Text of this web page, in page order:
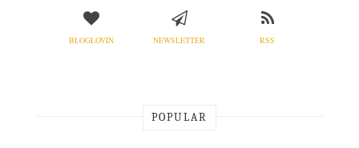
BLOGLOVIN NEWSLETTER RSS
POPULAR